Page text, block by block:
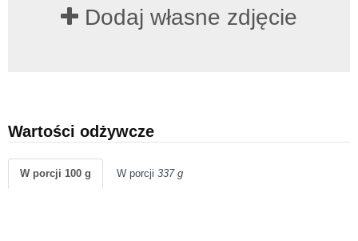
Dodaj własne zdjęcie
Wartości odżywcze
W porcji 100 g W porcji 337 g